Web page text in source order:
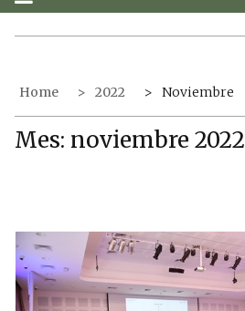
e
Home 2022 Noviembre
Mes: noviembre 2022